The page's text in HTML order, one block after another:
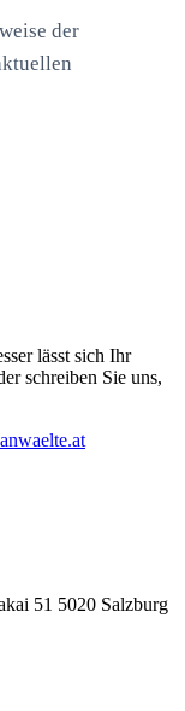
der
lässt sich Ihr
schreiben Sie uns,
51 5020 Salzburg